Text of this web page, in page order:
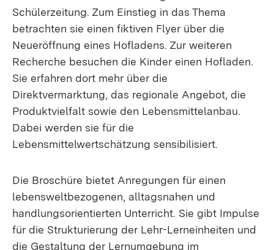
Schülerzeitung. Zum Einstieg in das Thema
betrachten sie einen fiktiven Flyer über die
Neueröffnung eines Hofladens. Zur weiteren
Recherche besuchen die Kinder einen Hofladen.
Sie erfahren dort mehr über die
Direktvermarktung, das regionale Angebot, die
Produktvielfalt sowie den Lebensmittelanbau.
Dabei werden sie für die
Lebensmittelwertschätzung sensibilisiert.
Die Broschüre bietet Anregungen für einen
lebensweltbezogenen, alltagsnahen und
handlungsorientierten Unterricht. Sie gibt Impulse
für die Strukturierung der Lehr-Lerneinheiten und
die Gestaltung der Lernumgebung im